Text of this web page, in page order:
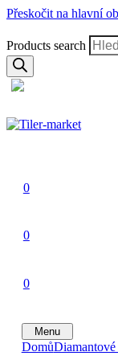
Přeskočit na hlavní
Products search
0
0
0
Menu
DomůDiamantové